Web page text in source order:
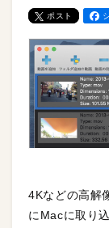
ポスト
4Kなどの高解
にMacに取り